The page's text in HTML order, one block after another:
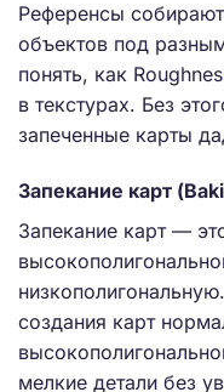
Референсы
объектов под
понять, как
в текстурах. Без
запеченные карты
Запекание карт
Запекание карт —
создания карт
мелкие детали без